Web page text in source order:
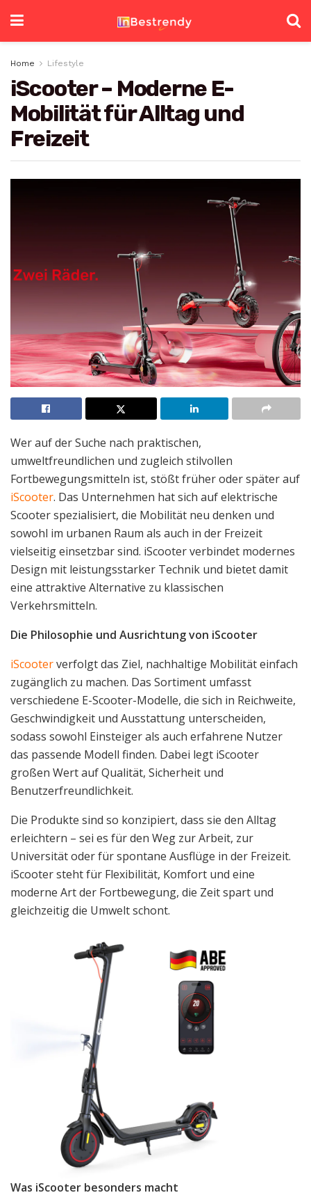
Home Lifestyle
iScooter – Moderne E-
Mobilität für Alltag und
Freizeit
Wer auf der Suche nach praktischen,
umweltfreundlichen und zugleich stilvollen
Fortbewegungsmitteln ist, stößt früher oder später auf
iScooter. Das Unternehmen hat sich auf elektrische
Scooter spezialisiert, die Mobilität neu denken und
sowohl im urbanen Raum als auch in der Freizeit
vielseitig einsetzbar sind. iScooter verbindet modernes
Design mit leistungsstarker Technik und bietet damit
eine attraktive Alternative zu klassischen
Verkehrsmitteln.
Die Philosophie und Ausrichtung von iScooter
iScooterverfolgt das Ziel, nachhaltige Mobilität einfach
zugänglich zu machen. Das Sortiment umfasst
verschiedene E-Scooter-Modelle, die sich in Reichweite,
Geschwindigkeit und Ausstattung unterscheiden,
sodass sowohl Einsteiger als auch erfahrene Nutzer
das passende Modell finden. Dabei legt iScooter
großen Wert auf Qualität, Sicherheit und
Benutzerfreundlichkeit.
Die Produkte sind so konzipiert, dass sie den Alltag
erleichtern – sei es für den Weg zur Arbeit, zur
Universität oder für spontane Ausflüge in der Freizeit.
iScooter steht für Flexibilität, Komfort und eine
moderne Art der Fortbewegung, die Zeit spart und
gleichzeitig die Umwelt schont.
Was iScooter besonders macht